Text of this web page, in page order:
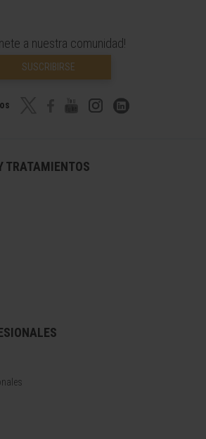
a nuestra comunidad!
SUSCRIBIRSE
TRATAMIENTOS